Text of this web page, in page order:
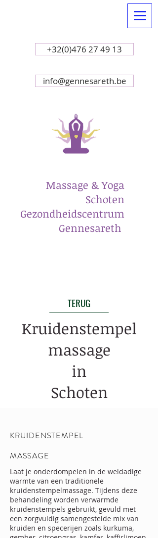
Massage & Yoga
Schoten
Gezondheidscentrum
​Gennesareth
+32(0)476 27 49 13
info@gennesareth.be
TERUG
Kruidenstempel
massage
in
Schoten
KRUIDENSTEMPEL
MASSAGE
Laat je onderdompelen in de weldadige
warmte van een traditionele
kruidenstempelmassage. Tijdens deze
behandeling worden verwarmde
kruidenstempels gebruikt, gevuld met
een zorgvuldig samengestelde mix van
kruiden en specerijen zoals kurkuma,